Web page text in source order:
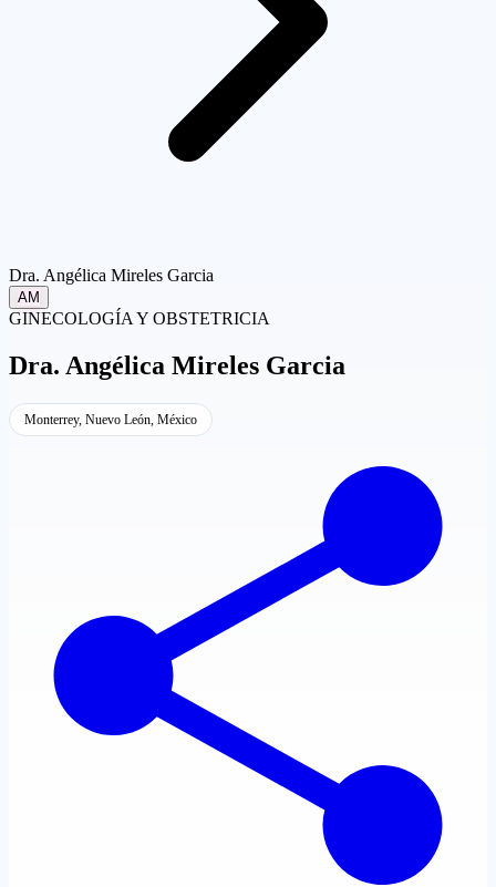
Dra. Angélica Mireles Garcia
AM
GINECOLOGÍA Y OBSTETRICIA
Dra. Angélica Mireles Garcia
Monterrey, Nuevo León, México